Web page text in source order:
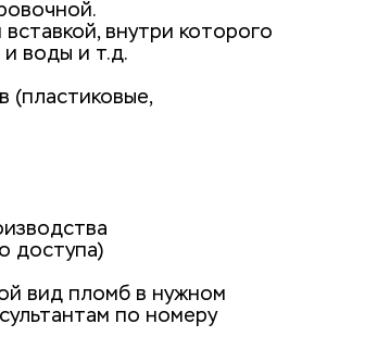
внутри которого
и воды и т.д.
(пластиковые,
доступа)
вид пломб в нужном
по номеру